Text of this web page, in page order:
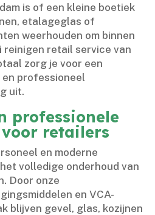
is of een kleine boetiek
etalageglas of
weerhouden om binnen
reinigen retail service van
zorg je voor een
professioneel
uit.​
professionele
retailers
en moderne
volledige onderhoud van
Door onze
en VCA-
blijven gevel, glas, kozijnen